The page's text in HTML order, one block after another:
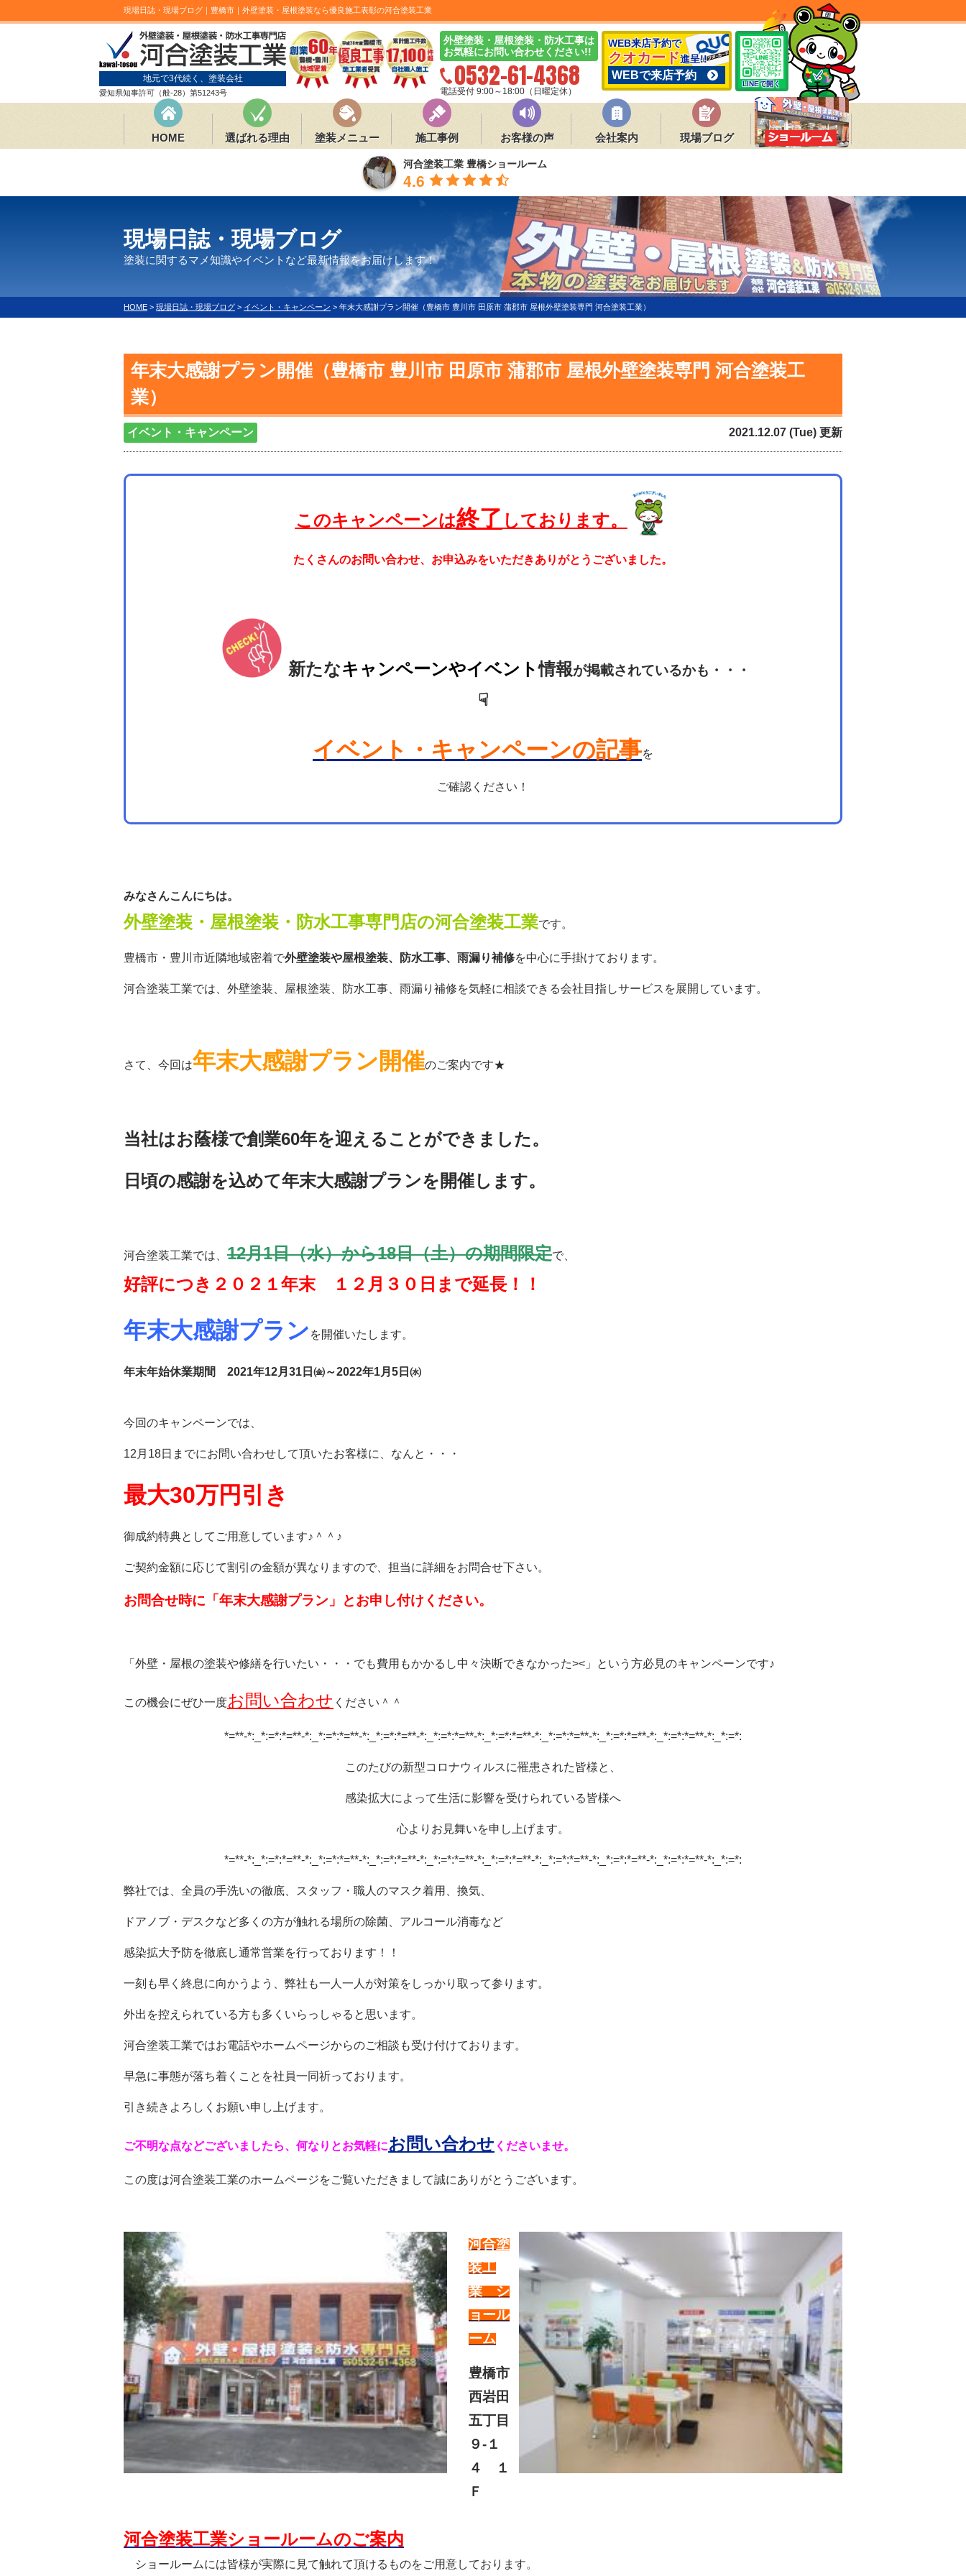
現場日誌・現場ブログ｜豊橋市｜外壁塗装・屋根塗装なら優良施工表彰の河合塗装工業
地元で3代続く、塗装会社
愛知県知事許可（般-28）第51243号
外壁塗装・屋根塗装・防水工事は
お気軽にお問い合わせください!!
0532-61-4368
電話受付 9:00～18:00（日曜定休）
WEB来店予約で
クオカード進呈!!
WEBで来店予約
LINEで開く
HOME 選ばれる理由 塗装メニュー 施工事例 お客様の声 会社案内 現場ブログ
河合塗装工業 豊橋ショールーム
4.6
現場日誌・現場ブログ
塗装に関するマメ知識やイベントなど最新情報をお届けします！
HOME > 現場日誌・現場ブログ > イベント・キャンペーン > 年末大感謝プラン開催（豊橋市 豊川市 田原市 蒲郡市 屋根外壁塗装専門 河合塗装工業）
年末大感謝プラン開催（豊橋市 豊川市 田原市 蒲郡市 屋根外壁塗装専門 河合塗装工
業）
イベント・キャンペーン 2021.12.07 (Tue) 更新
このキャンペーンは終了 しております。
たくさんのお問い合わせ、お申込みをいただきありがとうございました。
新たなキャンペーンやイベント情報が掲載されているかも・・・
☟
イベント・キャンペーンの記事を
ご確認ください！
みなさんこんにちは。
外壁塗装・屋根塗装・防水工事専門店の河合塗装工業です。
豊橋市・豊川市近隣地域密着で外壁塗装や屋根塗装、防水工事、雨漏り補修を中心に手掛けております。
河合塗装工業では、外壁塗装、屋根塗装、防水工事、雨漏り補修を気軽に相談できる会社目指しサービスを展開しています。
さて、今回は年末大感謝プラン開催のご案内です★
当社はお蔭様で創業60年を迎えることができました。
日頃の感謝を込めて年末大感謝プランを開催します。
河合塗装工業では、 12月1日（水）から18日（土）の期間限定で、
好評につき２０２１年末 １２月３０日まで延長！！
年末大感謝プラン を開催いたします。
年末年始休業期間 2021年12月31日㈮～2022年1月5日㈬
今回のキャンペーンでは、
12月18日 までにお問い合わせして頂いたお客様に、なんと・・・
最大30万円引き
御成約特典としてご用意しています♪ ＾＾ ♪
ご契約金額に応じて割引の金額が異なりますので、担当に詳細をお問合せ下さい。
お問合せ時に「年末大感謝プラン」とお申し付けください。
「外壁・屋根の塗装や修繕を行いたい・・・でも費用もかかるし中々決断できなかった><」という方必見のキャンペーンです♪
この機会にぜひ一度お問い合わせ ください＾＾
*=**-*:_*:=*:*=**-*:_*:=*:*=**-*:_*:=*:*=**-*:_*:=*:*=**-*:_*:=*:*=**-*:_*:=*:*=**-*:_*:=*:*=**-*:_*:=*:*=**-*:_*:=*:
このたびの新型コロナウィルスに罹患された皆様と、
感染拡大によって生活に影響を受けられている皆様へ
心よりお見舞いを申し上げます。
*=**-*:_*:=*:*=**-*:_*:=*:*=**-*:_*:=*:*=**-*:_*:=*:*=**-*:_*:=*:*=**-*:_*:=*:*=**-*:_*:=*:*=**-*:_*:=*:*=**-*:_*:=*:
弊社では、全員の手洗いの徹底、スタッフ・職人のマスク着用、換気、
ドアノブ・デスクなど多くの方が触れる場所の除菌、アルコール消毒など
感染拡大予防を徹底し通常営業を行っております！！
一刻も早く終息に向かうよう、弊社も一人一人が対策をしっかり取って参ります。
外出を控えられている方も多くいらっしゃると思います。
河合塗装工業ではお電話やホームページからのご相談も受け付けております。
早急に事態が落ち着くことを社員一同祈っております。
引き続きよろしくお願い申し上げます。
ご不明な点などございましたら、何なりとお気軽にお問い合わせ くださいませ。
この度は河合塗装工業のホームページをご覧いただきまして誠にありがとうございます。
河合塗
装工
業 シ
ョール
ーム
豊橋市
西岩田
五丁目
９-１
４ １
Ｆ
河合塗装工業ショールームのご案内
ショールームには皆様が実際に見て触れて頂けるものをご用意しております。